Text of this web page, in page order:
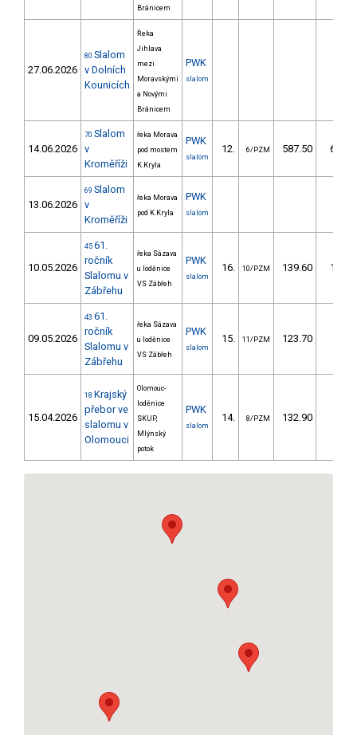
Bránicem
27.06.2026
80 Slalom
v Dolních
Kounicích
Řeka
Jihlava
mezi
Moravskými
a Novými
Bránicem
PWK
slalom
14.06.2026
70 Slalom
v
Kroměříži
řeka Morava
pod mostem
K.Kryla
PWK
slalom
12. 6/PZM 587.50 605,0
13.06.2026
69 Slalom
v
Kroměříži
řeka Morava
pod K.Kryla
PWK
slalom
10.05.2026
45 61.
ročník
Slalomu v
Zábřehu
řeka Sázava
u loděnice
VS Zábřeh
PWK
slalom
16. 10/PZM 139.60 115,4
09.05.2026
43 61.
ročník
Slalomu v
Zábřehu
řeka Sázava
u loděnice
VS Zábřeh
PWK
slalom
15. 11/PZM 123.70
15.04.2026
18 Krajský
přebor ve
slalomu v
Olomouci
Olomouc-
loděnice
SKUP,
Mlýnský
potok
PWK
slalom
14. 8/PZM 132.90